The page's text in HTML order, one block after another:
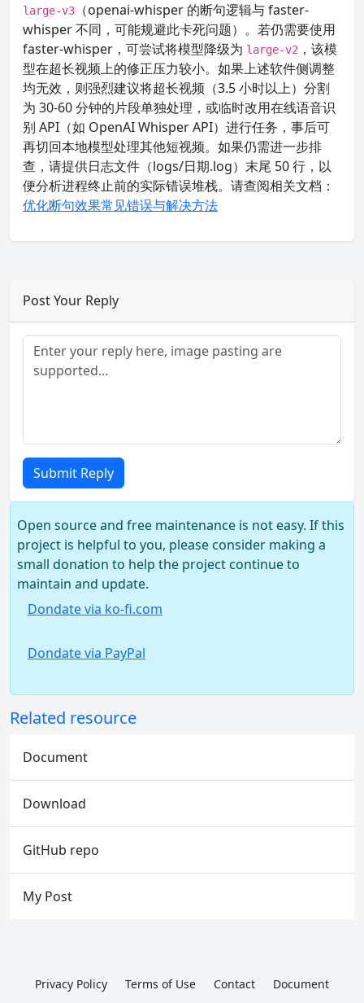
large-v3
（openai-whisper 的断句逻辑与 faster-
whisper 不同，可能规避此卡死问题）。若仍需要使用
faster-whisper，可尝试将模型降级为 large-v2 ，该模
型在超长视频上的修正压力较小。如果上述软件侧调整
均无效，则强烈建议将超长视频（3.5 小时以上）分割
为 30-60 分钟的片段单独处理，或临时改用在线语音识
别 API（如 OpenAI Whisper API）进行任务，事后可
再切回本地模型处理其他短视频。如果仍需进一步排
查，请提供日志文件（logs/日期.log）末尾 50 行，以
便分析进程终止前的实际错误堆栈。请查阅相关文档：
优化断句效果常见错误与解决方法
Post Your Reply
Submit Reply
Open source and free maintenance is not easy. If this
project is helpful to you, please consider making a
small donation to help the project continue to
maintain and update.
Dondate via ko-fi.com
Dondate via PayPal
Related resource
Document
Download
GitHub repo
My Post
Privacy Policy Terms of Use Contact
Document